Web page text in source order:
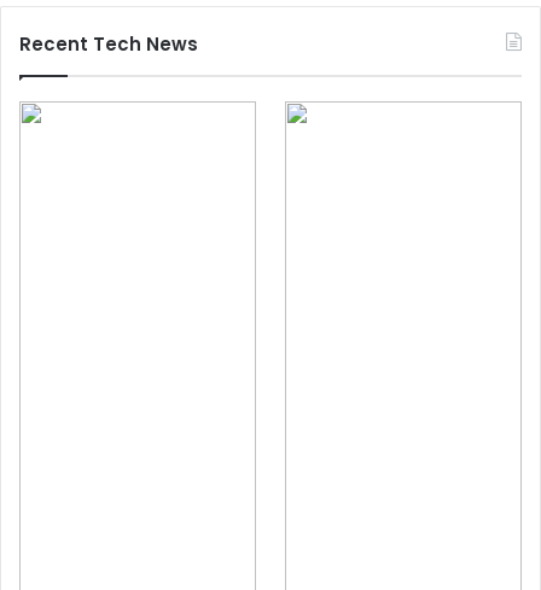
Recent Tech News